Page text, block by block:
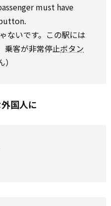
must have
ないです。この駅には
乗客が非常停止ボタン
国人に